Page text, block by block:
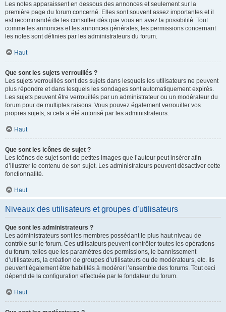
Les notes apparaissent en dessous des annonces et seulement sur la
première page du forum concerné. Elles sont souvent assez importantes et il
est recommandé de les consulter dès que vous en avez la possibilité. Tout
comme les annonces et les annonces générales, les permissions concernant
les notes sont définies par les administrateurs du forum.
Haut
Que sont les sujets verrouillés ?
Les sujets verrouillés sont des sujets dans lesquels les utilisateurs ne peuvent
plus répondre et dans lesquels les sondages sont automatiquement expirés.
Les sujets peuvent être verrouillés par un administrateur ou un modérateur du
forum pour de multiples raisons. Vous pouvez également verrouiller vos
propres sujets, si cela a été autorisé par les administrateurs.
Haut
Que sont les icônes de sujet ?
Les icônes de sujet sont de petites images que l’auteur peut insérer afin
d’illustrer le contenu de son sujet. Les administrateurs peuvent désactiver cette
fonctionnalité.
Haut
Niveaux des utilisateurs et groupes d’utilisateurs
Que sont les administrateurs ?
Les administrateurs sont les membres possédant le plus haut niveau de
contrôle sur le forum. Ces utilisateurs peuvent contrôler toutes les opérations
du forum, telles que les paramètres des permissions, le bannissement
d’utilisateurs, la création de groupes d’utilisateurs ou de modérateurs, etc. Ils
peuvent également être habilités à modérer l’ensemble des forums. Tout ceci
dépend de la configuration effectuée par le fondateur du forum.
Haut